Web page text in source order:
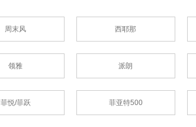
周末风 西耶那
领雅 派朗
菲悦/菲跃 菲亚特500